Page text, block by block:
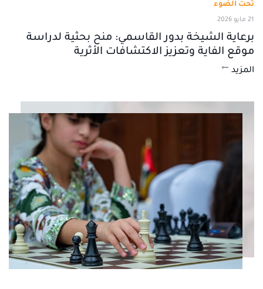
تحت الضوء
21 مايو 2026
برعاية الشيخة بدور القاسمي: منح بحثية لدراسة
موقع الفاية وتعزيز الاكتشافات الأثرية
المزيد